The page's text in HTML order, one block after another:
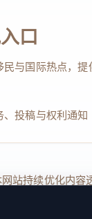
口
与国际热点，
投稿与权利通知
站持续优化内